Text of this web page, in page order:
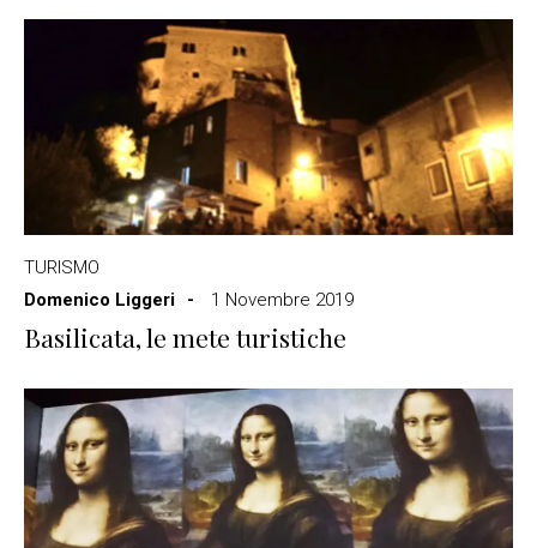
TURISMO
Domenico Liggeri
1 Novembre 2019
Basilicata, le mete turistiche